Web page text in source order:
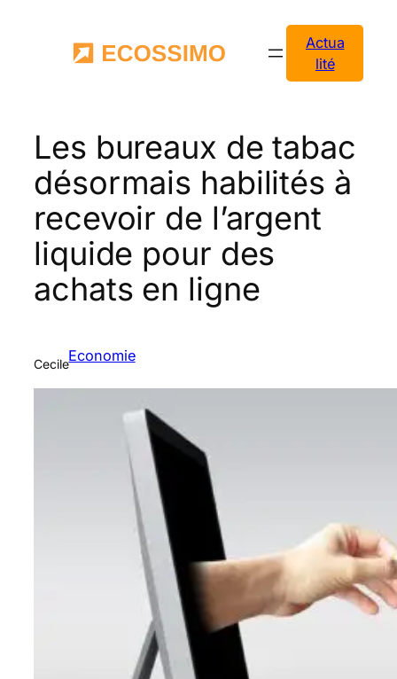
Actua
lité
Les bureaux de tabac
désormais habilités à
recevoir de l’argent
liquide pour des
achats en ligne
CecileEconomie